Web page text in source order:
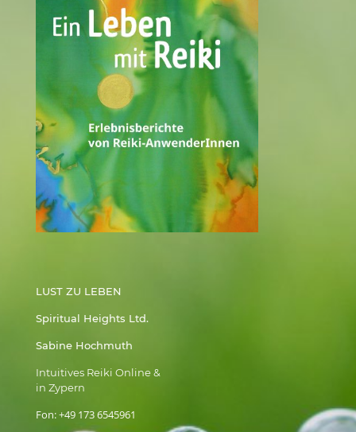
LUST ZU LEBEN
Spiritual Heights Ltd.
Sabine Hochmuth
Intuitives Reiki Online &
in Zypern
Fon:+49 173 6545961